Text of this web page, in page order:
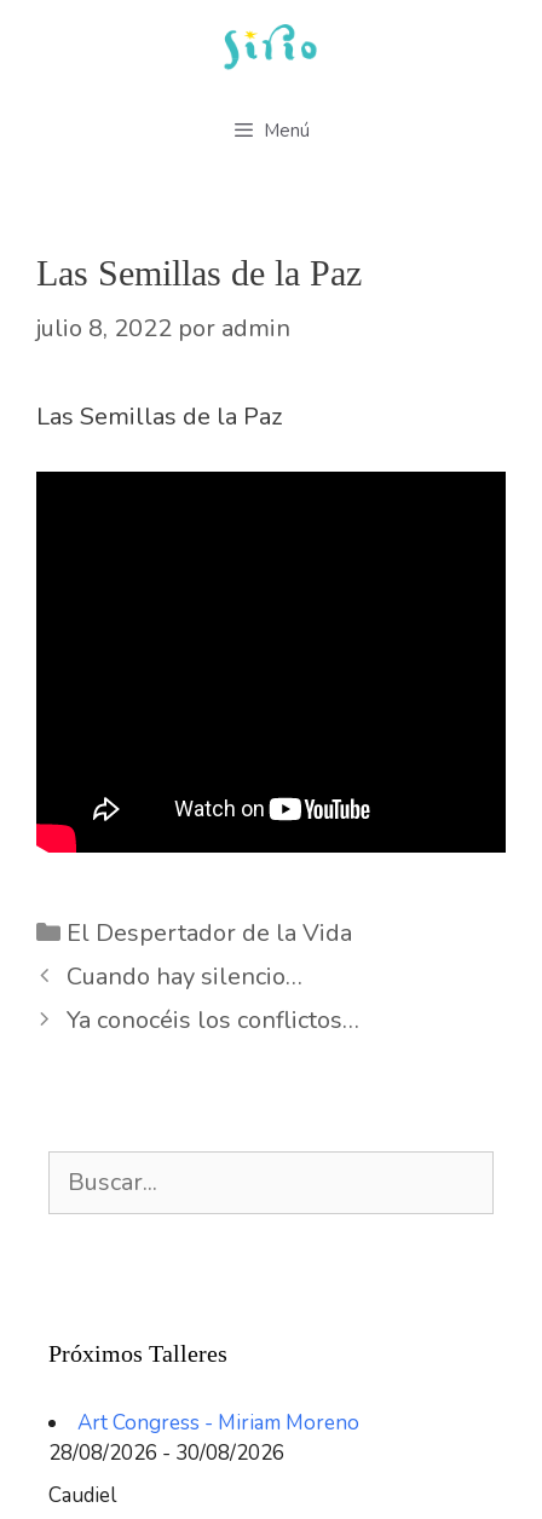
Menú
Las Semillas de la Paz
julio 8, 2022 por admin
Las Semillas de la Paz
Categorías
El Despertador de la Vida
Cuando hay silencio…
Ya conocéis los conflictos…
Próximos Talleres
Art Congress - Miriam Moreno
28/08/2026 - 30/08/2026
Caudiel